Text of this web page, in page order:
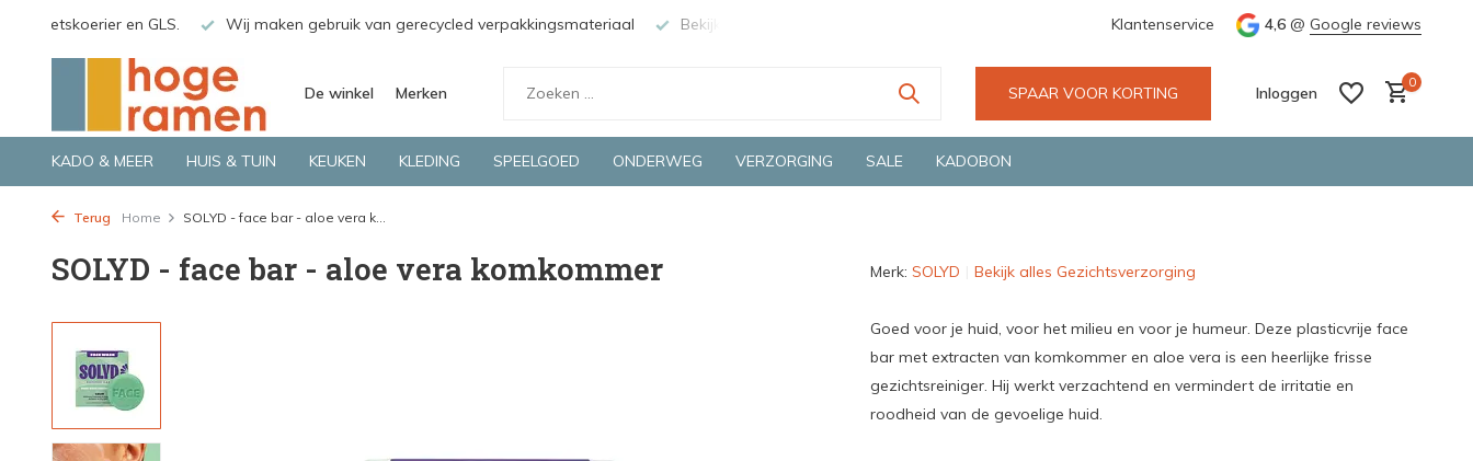
Fietskoerier en GLS. Wij maken gebruik van gerecycled verpakkingsmateriaal Bekijk de producten live in onze winkel in Deventer Groene en snelle bezorging door o.a. Fietskoerier en
Klantenservice 4,6 @ Google reviews
De winkel Merken SPAAR VOOR KORTING Inloggen
0
KADO & MEER HUIS & TUIN KEUKEN KLEDING SPEELGOED ONDERWEG VERZORGING SALE KADOBON
Terug Home SOLYD - face bar - aloe vera k...
SOLYD - face bar - aloe vera komkommer Merk: SOLYD Bekijk alles Gezichtsverzorging
Goed voor je huid, voor het milieu en voor je humeur. Deze plasticvrije face
bar met extracten van komkommer en aloe vera is een heerlijke frisse
gezichtsreiniger. Hij werkt verzachtend en vermindert de irritatie en
roodheid van de gevoelige huid.